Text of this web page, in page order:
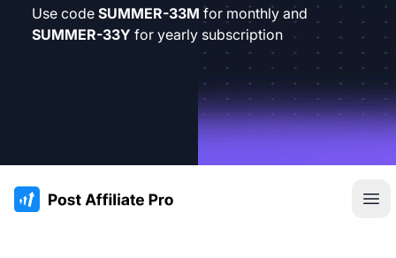
Use code SUMMER-33M for monthly and
SUMMER-33Y for yearly subscription
:site.title